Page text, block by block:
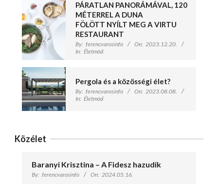
PÁRATLAN PANORÁMÁVAL, 120
MÉTERREL A DUNA
FÖLÖTT NYÍLT MEG A VIRTU
RESTAURANT
By: ferencvarosinfo On: 2023.12.20.
In: Életmód
Pergola és a közösségi élet?
By: ferencvarosinfo On: 2023.08.08.
In: Életmód
Közélet
Baranyi Krisztina – A Fidesz hazudik
By: ferencvarosinfo On: 2024.05.16.